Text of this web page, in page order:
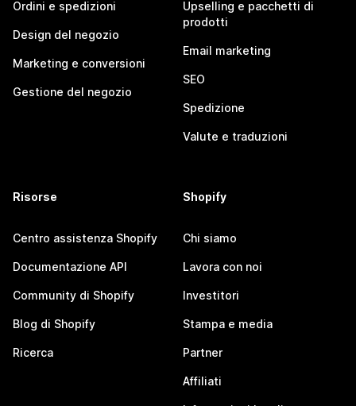
Ordini e spedizioni
Design del negozio
Marketing e conversioni
Gestione del negozio
Upselling e pacchetti di
prodotti
Email marketing
SEO
Spedizione
Valute e traduzioni
Risorse
Centro assistenza Shopify
Documentazione API
Community di Shopify
Blog di Shopify
Ricerca
Shopify
Chi siamo
Lavora con noi
Investitori
Stampa e media
Partner
Affiliati